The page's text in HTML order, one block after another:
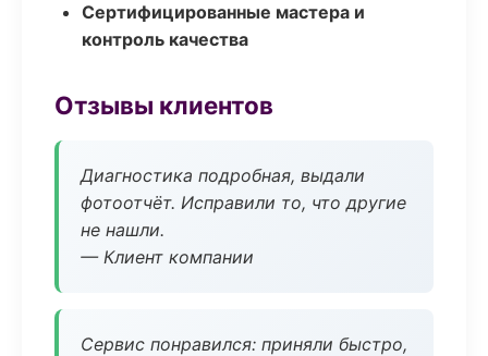
Сертифицированные мастера и
контроль качества
Отзывы клиентов
Диагностика подробная, выдали
фотоотчёт. Исправили то, что другие
не нашли.
— Клиент компании
Сервис понравился: приняли быстро,